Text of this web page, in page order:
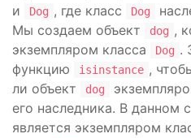
и Dog , где класс Dog
Мы создаем объект
dog ,
экземпляром класса
Dog .
функцию
isinstance ,
ли объект
dog
его наследника. В данном
является экземпляром